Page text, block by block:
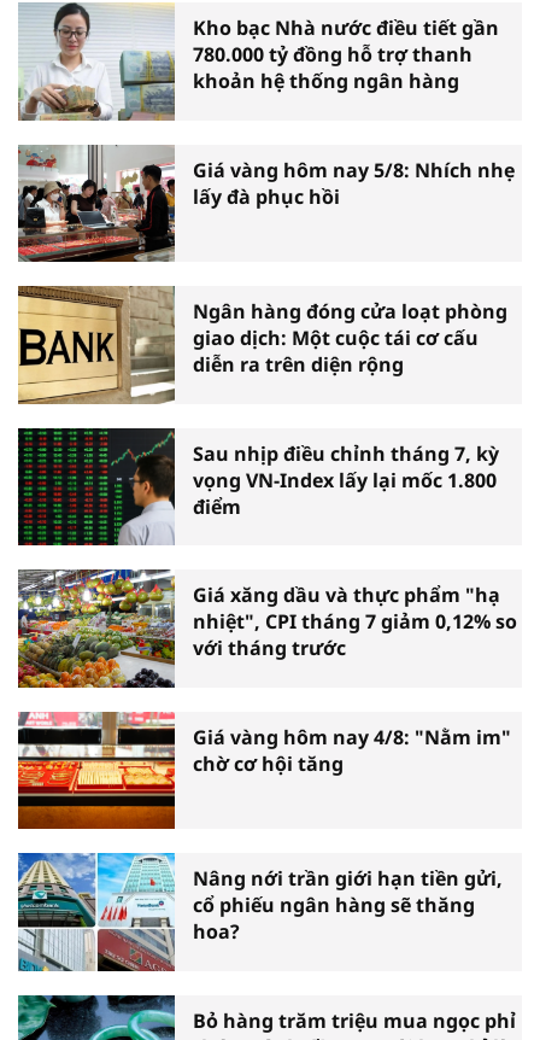
Kho bạc Nhà nước điều tiết gần
780.000 tỷ đồng hỗ trợ thanh
khoản hệ thống ngân hàng
Giá vàng hôm nay 5/8: Nhích nhẹ
lấy đà phục hồi
Ngân hàng đóng cửa loạt phòng
giao dịch: Một cuộc tái cơ cấu
diễn ra trên diện rộng
Sau nhịp điều chỉnh tháng 7, kỳ
vọng VN-Index lấy lại mốc 1.800
điểm
Giá xăng dầu và thực phẩm "hạ
nhiệt", CPI tháng 7 giảm 0,12% so
với tháng trước
Giá vàng hôm nay 4/8: "Nằm im"
chờ cơ hội tăng
Nâng nới trần giới hạn tiền gửi,
cổ phiếu ngân hàng sẽ thăng
hoa?
Bỏ hàng trăm triệu mua ngọc phỉ